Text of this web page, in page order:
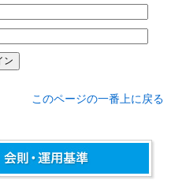
このページの一番上に戻る